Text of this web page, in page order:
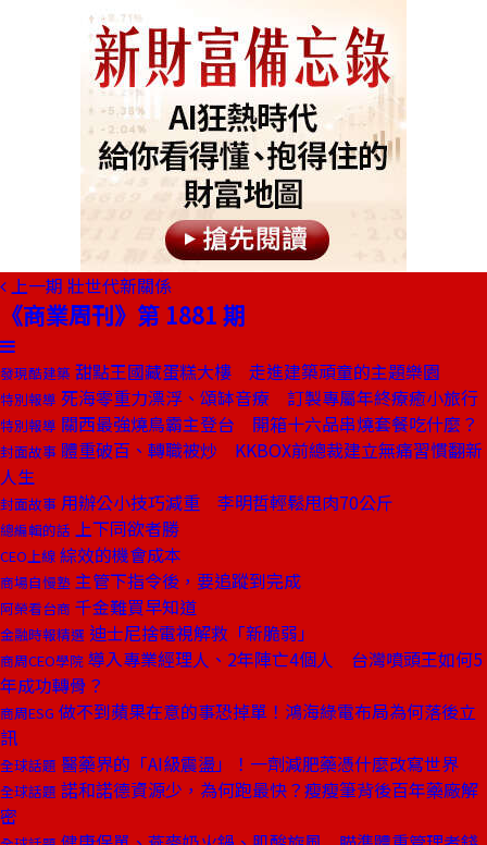
上一期 壯世代新關係
《商業周刊》第 1881 期
發現酷建築 甜點王國藏蛋糕大樓 走進建築頑童的主題樂園
特別報導 死海零重力漂浮、頌缽音療 訂製專屬年終療癒小旅行
特別報導 關西最強燒鳥霸主登台 開箱十六品串燒套餐吃什麼？
封面故事 體重破百、轉職被炒 KKBOX前總裁建立無痛習慣翻新
人生
封面故事 用辦公小技巧減重 李明哲輕鬆甩肉70公斤
總編輯的話 上下同欲者勝
CEO上線 綜效的機會成本
商場自慢塾 主管下指令後，要追蹤到完成
阿榮看台商 千金難買早知道
金融時報精選 迪士尼捨電視解救「新脆弱」
商周CEO學院 導入專業經理人、2年陣亡4個人 台灣噴頭王如何5
年成功轉骨？
商周ESG 做不到蘋果在意的事恐掉單！鴻海綠電布局為何落後立
訊
全球話題 醫藥界的「AI級震盪」！一劑減肥藥憑什麼改寫世界
全球話題 諾和諾德資源少，為何跑最快？瘦瘦筆背後百年藥廠解
密